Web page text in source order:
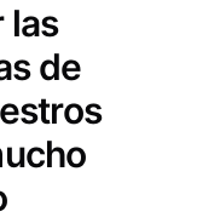
las
de